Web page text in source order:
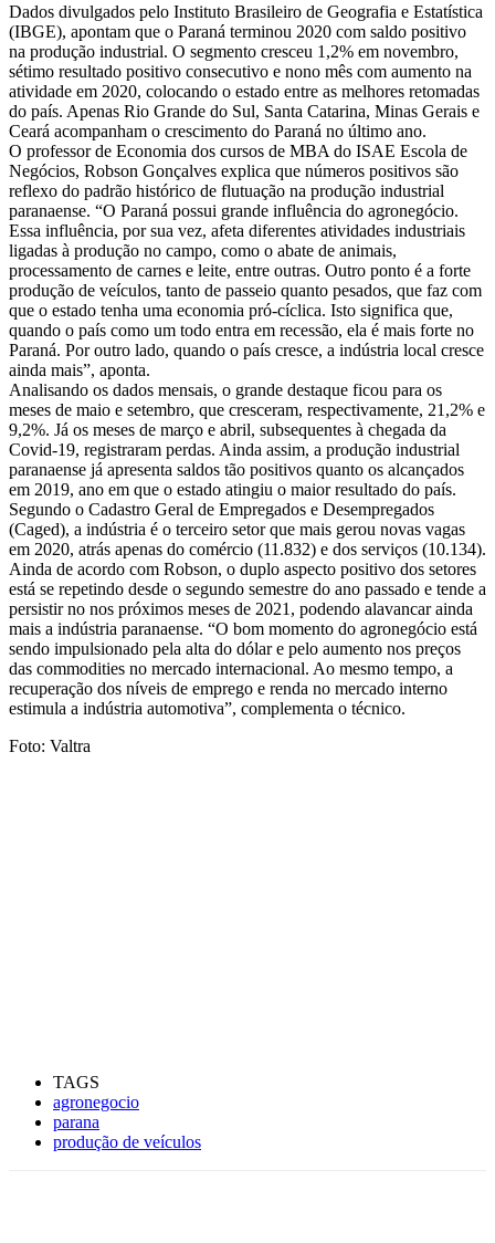
Dados divulgados pelo Instituto Brasileiro de Geografia e Estatística
(IBGE), apontam que o Paraná terminou 2020 com saldo positivo
na produção industrial. O segmento cresceu 1,2% em novembro,
sétimo resultado positivo consecutivo e nono mês com aumento na
atividade em 2020, colocando o estado entre as melhores retomadas
do país. Apenas Rio Grande do Sul, Santa Catarina, Minas Gerais e
Ceará acompanham o crescimento do Paraná no último ano.
O professor de Economia dos cursos de MBA do ISAE Escola de
Negócios, Robson Gonçalves explica que números positivos são
reflexo do padrão histórico de flutuação na produção industrial
paranaense. “O Paraná possui grande influência do agronegócio.
Essa influência, por sua vez, afeta diferentes atividades industriais
ligadas à produção no campo, como o abate de animais,
processamento de carnes e leite, entre outras. Outro ponto é a forte
produção de veículos, tanto de passeio quanto pesados, que faz com
que o estado tenha uma economia pró-cíclica. Isto significa que,
quando o país como um todo entra em recessão, ela é mais forte no
Paraná. Por outro lado, quando o país cresce, a indústria local cresce
ainda mais”, aponta.
Analisando os dados mensais, o grande destaque ficou para os
meses de maio e setembro, que cresceram, respectivamente, 21,2% e
9,2%. Já os meses de março e abril, subsequentes à chegada da
Covid-19, registraram perdas. Ainda assim, a produção industrial
paranaense já apresenta saldos tão positivos quanto os alcançados
em 2019, ano em que o estado atingiu o maior resultado do país.
Segundo o Cadastro Geral de Empregados e Desempregados
(Caged), a indústria é o terceiro setor que mais gerou novas vagas
em 2020, atrás apenas do comércio (11.832) e dos serviços (10.134).
Ainda de acordo com Robson, o duplo aspecto positivo dos setores
está se repetindo desde o segundo semestre do ano passado e tende a
persistir no nos próximos meses de 2021, podendo alavancar ainda
mais a indústria paranaense. “O bom momento do agronegócio está
sendo impulsionado pela alta do dólar e pelo aumento nos preços
das commodities no mercado internacional. Ao mesmo tempo, a
recuperação dos níveis de emprego e renda no mercado interno
estimula a indústria automotiva”, complementa o técnico.
Foto: Valtra
TAGS
agronegocio
parana
produção de veículos